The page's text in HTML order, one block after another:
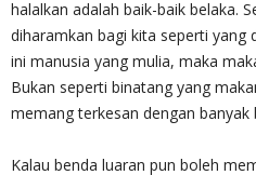
halalkan adalah baik-baik belaka.
diharamkan bagi kita seperti yang
ini manusia yang mulia, maka
Bukan seperti binatang yang
memang terkesan dengan banyak
Kalau benda luaran pun boleh